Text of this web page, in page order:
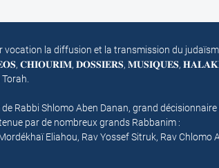
vocation la diffusion et la transmission du
𝐂𝐇𝐈𝐎𝐔𝐑𝐈𝐌, 𝐃𝐎𝐒𝐒𝐈𝐄𝐑𝐒, 𝐌𝐔𝐒𝐈𝐐𝐔𝐄𝐒,
Rabbi Shlomo Aben Danan, grand
par de nombreux grands Rabbanim :
Eliahou, Rav Yossef Sitruk, Rav Chlomo